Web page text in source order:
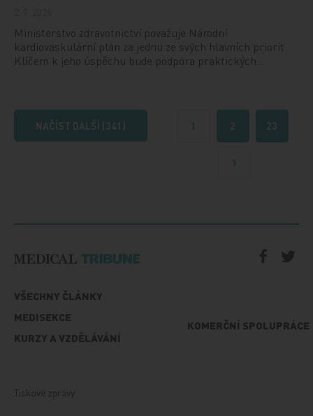
Ministerstvo zdravotnictví považuje Národní
kardiovaskulární plán za jednu ze svých hlavních priorit.
Klíčem k jeho úspěchu bude podpora praktických…
NAČÍST DALŠÍ (341) 1 2 23
Další
VŠECHNY ČLÁNKY
MEDISEKCE
KURZY A VZDĚLÁVÁNÍ
KOMERČNÍ SPOLUPRÁCE
Tiskové zprávy